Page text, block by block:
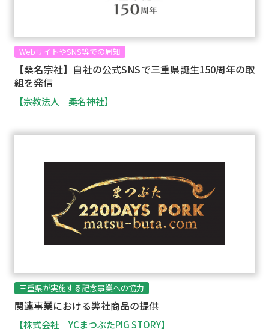
WebサイトやSNS等での周知
【桑名宗社】自社の公式SNSで三重県誕生150周年の取
組を発信
【宗教法人 桑名神社】
三重県が実施する記念事業への協力
関連事業における弊社商品の提供
【株式会社 YCまつぶたPIG STORY】